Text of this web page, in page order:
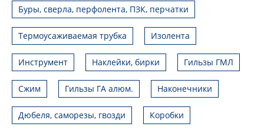
Буры, сверла, перфолента, ПЗК, перчатки
Термоусаживаемая трубка Изолента
Инструмент Наклейки, бирки Гильзы ГМЛ
Сжим Гильзы ГА алюм. Наконечники
Дюбеля, саморезы, гвозди Коробки